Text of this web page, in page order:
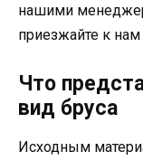
нашими
приезжайте к
Что
вид бруса
Исходным